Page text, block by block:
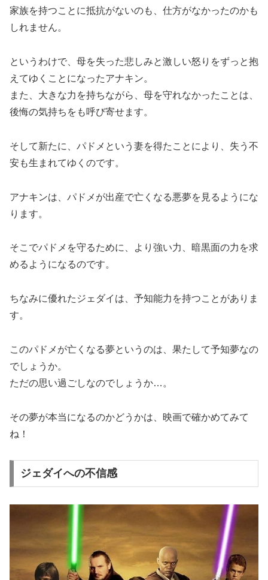
家族を持つことに抵抗がないのも、仕方がなかったのかも
しれません。
というわけで、母を失った悲しみと激しい怒りをずっと抱
えてゆくことになったアナキン。
また、大きな力を持ちながら、母を守れなかったことは、
後悔の気持ちをも呼び寄せます。
そして新たに、パドメという妻を得たことにより、失う不
安も生まれてゆくのです。
アナキンは、パドメが出産で亡くなる悪夢を見るようにな
ります。
そこでパドメを守るために、より強い力、暗黒面の力を求
めるようになるのです。
ちなみに優れたジェダイは、予知能力を持つことがありま
す。
このパドメが亡くなる夢というのは、果たして予知夢なの
でしょうか。
ただの思い過ごしなのでしょうか…。
その夢が本当になるのかどうかは、映画で確かめてみて
ね！
ジェダイへの不信感